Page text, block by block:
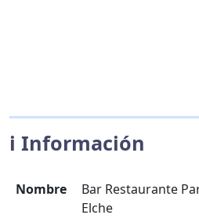
ℹ️ Información
Nombre
Bar Restaurante
Elche